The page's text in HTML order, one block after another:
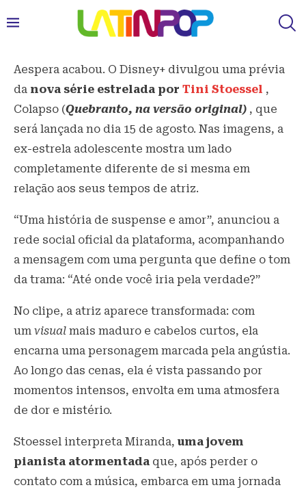
Aespera acabou. O Disney+ divulgou uma prévia
da nova série estrelada por Tini Stoessel ,
Colapso (Quebranto, na versão original) , que
será lançada no dia 15 de agosto. Nas imagens, a
ex-estrela adolescente mostra um lado
completamente diferente de si mesma em
relação aos seus tempos de atriz.
“Uma história de suspense e amor”, anunciou a
rede social oficial da plataforma, acompanhando
a mensagem com uma pergunta que define o tom
da trama: “Até onde você iria pela verdade?”
No clipe, a atriz aparece transformada: com
um visual mais maduro e cabelos curtos, ela
encarna uma personagem marcada pela angústia.
Ao longo das cenas, ela é vista passando por
momentos intensos, envolta em uma atmosfera
de dor e mistério.
Stoessel interpreta Miranda, uma jovem
pianista atormentada que, após perder o
contato com a música, embarca em uma jornada